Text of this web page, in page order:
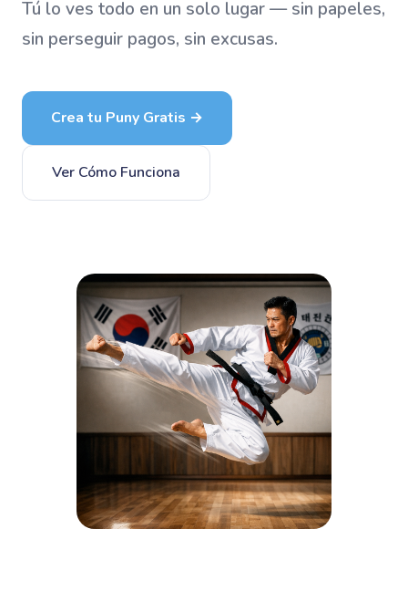
Tú lo ves todo en un solo lugar — sin papeles,
sin perseguir pagos, sin excusas.
Crea tu Puny Gratis →
Ver Cómo Funciona